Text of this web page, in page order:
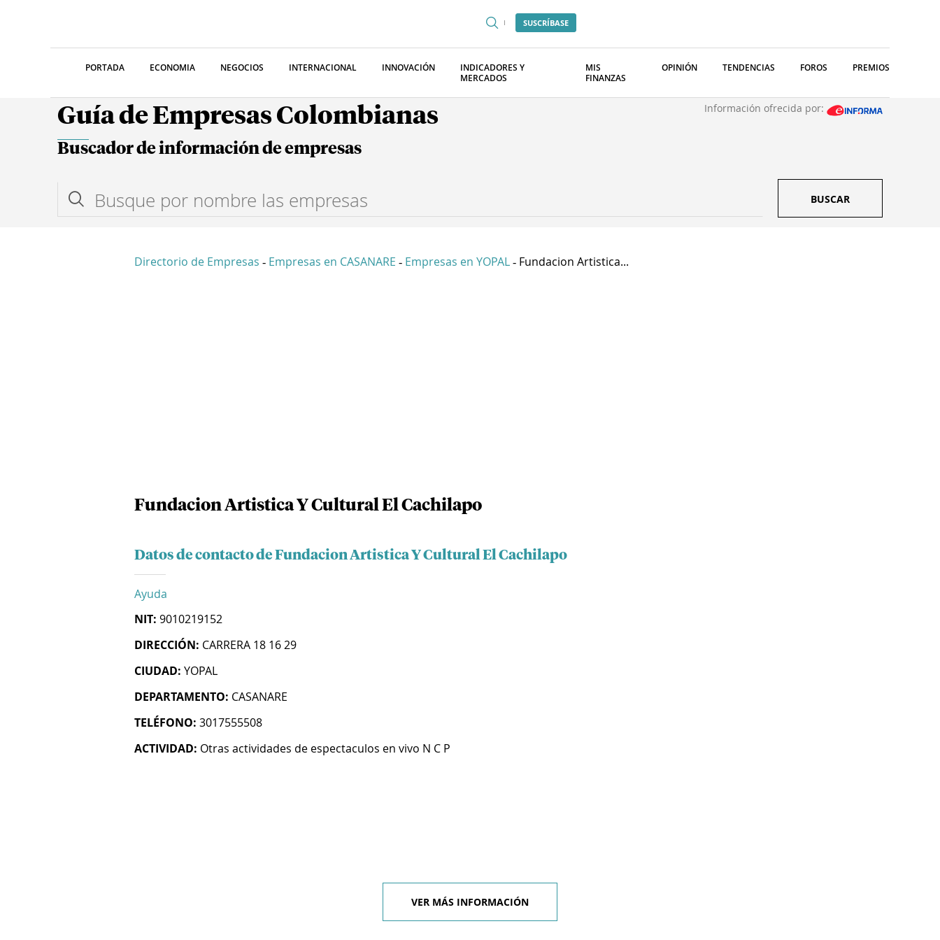
SUSCRÍBASE
PORTADA ECONOMIA NEGOCIOS INTERNACIONAL INNOVACIÓN
INDICADORES Y
MERCADOS
MIS
FINANZAS
OPINIÓN TENDENCIAS FOROS PREMIOS
Guía de Empresas Colombianas Información ofrecida por:
Buscador de información de empresas
BUSCAR
Directorio de Empresas - Empresas en CASANARE - Empresas en YOPAL - Fundacion Artistica...
Fundacion Artistica Y Cultural El Cachilapo
Datos de contacto de Fundacion Artistica Y Cultural El Cachilapo
Ayuda
NIT: 9010219152
DIRECCIÓN: CARRERA 18 16 29
CIUDAD: YOPAL
DEPARTAMENTO: CASANARE
TELÉFONO: 3017555508
ACTIVIDAD: Otras actividades de espectaculos en vivo N C P
VER MÁS INFORMACIÓN